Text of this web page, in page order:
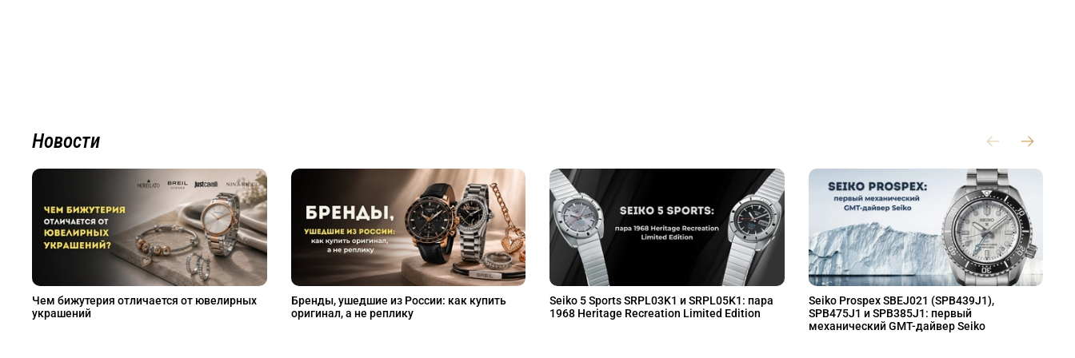
Новости
Чем бижутерия отличается от ювелирных
украшений
Бренды, ушедшие из России: как купить
оригинал, а не реплику
Seiko 5 Sports SRPL03K1 и SRPL05K1: пара
1968 Heritage Recreation Limited Edition
Seiko Prospex SBEJ021 (SPB439J1),
SPB475J1 и SPB385J1: первый
механический GMT-дайвер Seiko